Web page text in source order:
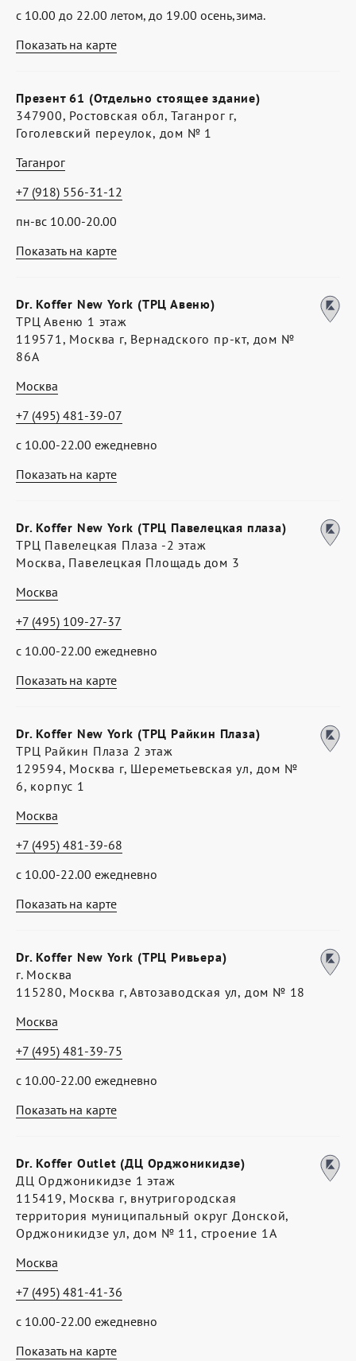
Показать на карте
с 10.00 до 22.00 летом, до 19.00 осень,зима.
Показать на карте
Презент 61 (Отдельно стоящее здание)
347900, Ростовская обл, Таганрог г,
Гоголевский переулок, дом № 1
Таганрог
пн-вс 10.00-20.00
+7 (918) 556-31-12
Показать на карте
Dr. Koffer New York (ТРЦ Авеню)
ТРЦ Авеню 1 этаж
119571, Москва г, Вернадского пр-кт, дом №
86А
Москва
с 10.00-22.00 ежедневно
+7 (495) 481-39-07
Показать на карте
Dr. Koffer New York (ТРЦ Павелецкая плаза)
ТРЦ Павелецкая Плаза -2 этаж
Москва, Павелецкая Площадь дом 3
Москва
с 10.00-22.00 ежедневно
+7 (495) 109-27-37
Показать на карте
Dr. Koffer New York (ТРЦ Райкин Плаза)
ТРЦ Райкин Плаза 2 этаж
129594, Москва г, Шереметьевская ул, дом №
6, корпус 1
Москва
с 10.00-22.00 ежедневно
+7 (495) 481-39-68
Показать на карте
Dr. Koffer New York (ТРЦ Ривьера)
г. Москва
115280, Москва г, Автозаводская ул, дом № 18
Москва
с 10.00-22.00 ежедневно
+7 (495) 481-39-75
Показать на карте
Dr. Koffer Outlet (ДЦ Орджоникидзе)
ДЦ Орджоникидзе 1 этаж
115419, Москва г, внутригородская
территория муниципальный округ Донской,
Орджоникидзе ул, дом № 11, строение 1А
Москва
с 10.00-22.00 ежедневно
+7 (495) 481-41-36